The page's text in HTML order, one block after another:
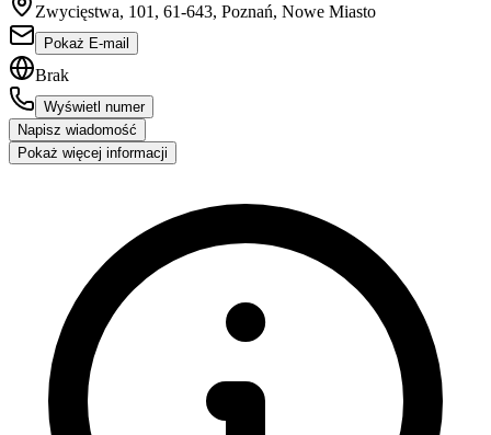
Zwycięstwa, 101, 61-643, Poznań, Nowe Miasto
Pokaż E-mail
Brak
Wyświetl numer
Napisz wiadomość
Pokaż więcej informacji